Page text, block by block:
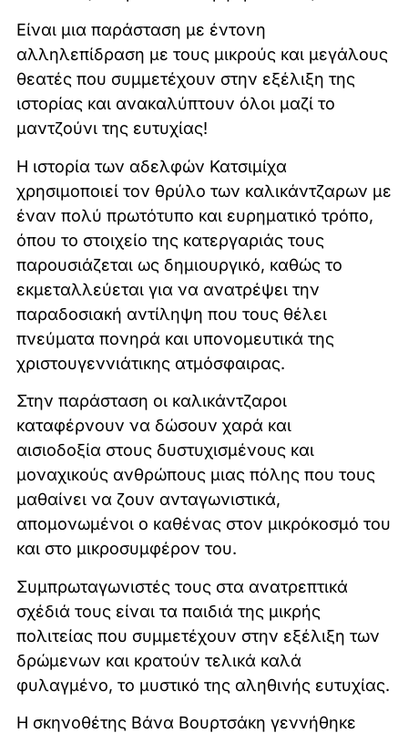
Είναι μια παράσταση με έντονη
αλληλεπίδραση με τους μικρούς και μεγάλους
θεατές που συμμετέχουν στην εξέλιξη της
ιστορίας και ανακαλύπτουν όλοι μαζί το
μαντζούνι της ευτυχίας!
Η ιστορία των αδελφών Κατσιμίχα
χρησιμοποιεί τον θρύλο των καλικάντζαρων με
έναν πολύ πρωτότυπο και ευρηματικό τρόπο,
όπου το στοιχείο της κατεργαριάς τους
παρουσιάζεται ως δημιουργικό, καθώς το
εκμεταλλεύεται για να ανατρέψει την
παραδοσιακή αντίληψη που τους θέλει
πνεύματα πονηρά και υπονομευτικά της
χριστουγεννιάτικης ατμόσφαιρας.
Στην παράσταση οι καλικάντζαροι
καταφέρνουν να δώσουν χαρά και
αισιοδοξία στους δυστυχισμένους και
μοναχικούς ανθρώπους μιας πόλης που τους
μαθαίνει να ζουν ανταγωνιστικά,
απομονωμένοι ο καθένας στον μικρόκοσμό του
και στο μικροσυμφέρον του.
Συμπρωταγωνιστές τους στα ανατρεπτικά
σχέδιά τους είναι τα παιδιά της μικρής
πολιτείας που συμμετέχουν στην εξέλιξη των
δρώμενων και κρατούν τελικά καλά
φυλαγμένο, το μυστικό της αληθινής ευτυχίας.
Η σκηνοθέτης Βάνα Βουρτσάκη γεννήθηκε